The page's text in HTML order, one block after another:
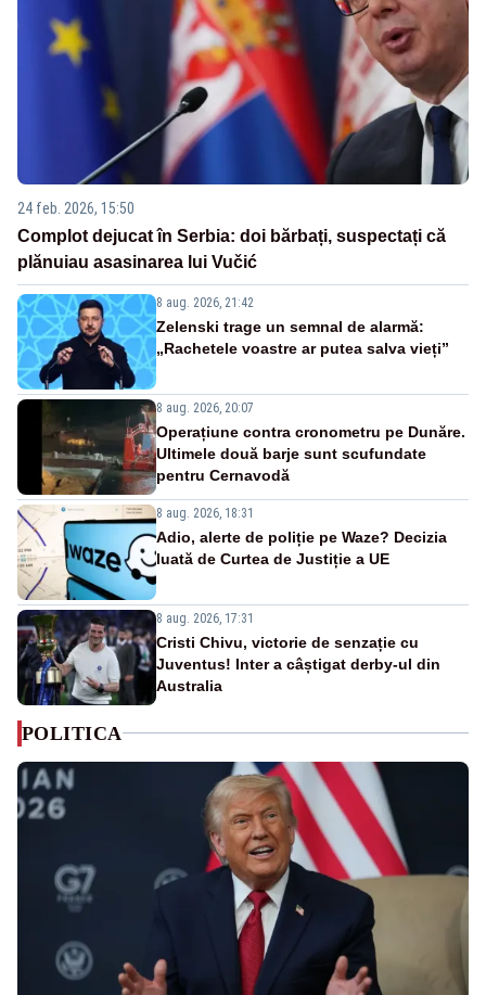
24 feb. 2026, 15:50
Complot dejucat în Serbia: doi bărbați, suspectați că
plănuiau asasinarea lui Vučić
8 aug. 2026, 21:42
Zelenski trage un semnal de alarmă:
„Rachetele voastre ar putea salva vieți”
8 aug. 2026, 20:07
Operațiune contra cronometru pe Dunăre.
Ultimele două barje sunt scufundate
pentru Cernavodă
8 aug. 2026, 18:31
Adio, alerte de poliție pe Waze? Decizia
luată de Curtea de Justiție a UE
8 aug. 2026, 17:31
Cristi Chivu, victorie de senzație cu
Juventus! Inter a câștigat derby-ul din
Australia
POLITICA